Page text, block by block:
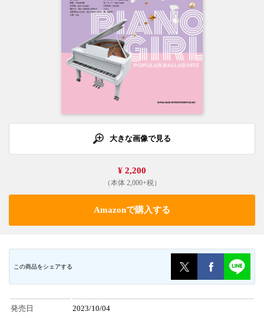
大きな画像で見る
¥ 2,200
（本体 2,000+税）
Amazonで購入する
この商品をシェアする
発売日 2023/10/04